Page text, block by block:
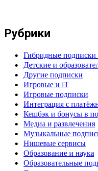
Рубрики
Гибридные
Детские и
Другие подписки
Игровые и IT
Игровые подписки
Интеграция с
Кешбэк и бонусы в
Медиа и развлечения
Музыкальные
Нишевые сервисы
Образование и наука
Образовательные